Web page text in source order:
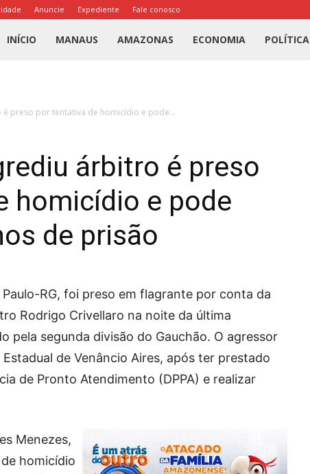
Anuncie Expediente Fale conosco
Portal
Alerta
INÍCIO MANAUS AMAZONAS ECONOMIA POLÍTICA
preso por tentativa de homicídio e pode...
árbitro é preso
homicídio e pode
de prisão
RG, foi preso em flagrante por conta da
Rodrigo Crivellaro na noite da última
pela segunda divisão do Gauchão. O agressor
de Venâncio Aires, após ter prestado
de Pronto Atendimento (DPPA) e realizar
Menezes,
homicídio